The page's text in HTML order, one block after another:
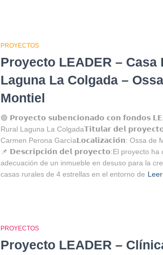
PROYECTOS
Proyecto LEADER – Casa
Laguna La Colgada –
Montiel
🟢 𝗣𝗿𝗼𝘆𝗲𝗰𝘁𝗼 𝘀𝘂𝗯𝗲𝗻𝗰𝗶𝗼𝗻𝗮𝗱𝗼 𝗰𝗼𝗻 𝗳𝗼𝗻𝗱𝗼𝘀
Rural Laguna La Colgada⁣⁣𝗧𝗶𝘁𝘂𝗹𝗮𝗿 𝗱𝗲𝗹
Carmen Perona García⁣𝗟𝗼𝗰𝗮𝗹𝗶𝘇𝗮𝗰𝗶𝗼́𝗻: Ossa de
📌 𝗗𝗲𝘀𝗰𝗿𝗶𝗽𝗰𝗶𝗼́𝗻 𝗱𝗲𝗹 𝗽𝗿𝗼𝘆𝗲𝗰𝘁𝗼:El proyecto ha
adecuación de un inmueble en desuso para la
casas rurales de 4 estrellas en el entorno de
PROYECTOS
Proyecto LEADER –